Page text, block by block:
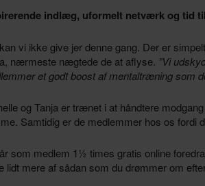
indlæg, uformelt netværk og tid
vi ikke give jer denne gang. Der er
nærmeste nægtede de at aflyse. ”Vi
et godt boost af mentaltræning som
og Tanja er trænet i at håndtere
Samtidig er de medlemmer hos os fordi
som medlem 1½ times gratis online
lidt mere af sådan som du drømmer om